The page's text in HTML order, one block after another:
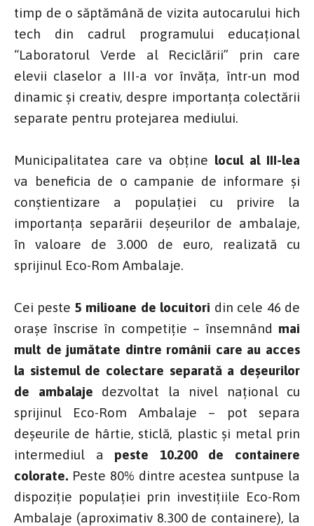
timp de o săptămână de vizita autocarului hich
tech din cadrul programului educațional
“Laboratorul Verde al Reciclării” prin care
elevii claselor a III-a vor învăța, într-un mod
dinamic și creativ, despre importanța colectării
separate pentru protejarea mediului.
Municipalitatea care va obține locul al III-lea
va beneficia de o campanie de informare și
conștientizare a populației cu privire la
importanța separării deșeurilor de ambalaje,
în valoare de 3.000 de euro, realizată cu
sprijinul Eco-Rom Ambalaje.
Cei peste 5 milioane de locuitori din cele 46 de
orașe înscrise în competiție – însemnând mai
mult de jumătate dintre românii care au acces
la sistemul de colectare separată a deșeurilor
de ambalaje dezvoltat la nivel național cu
sprijinul Eco-Rom Ambalaje – pot separa
deșeurile de hârtie, sticlă, plastic și metal prin
intermediul apeste 10.200 de containere
colorate. Peste 80% dintre acestea suntpuse la
dispoziție populației prin investițiile Eco-Rom
Ambalaje (aproximativ 8.300 de containere), la